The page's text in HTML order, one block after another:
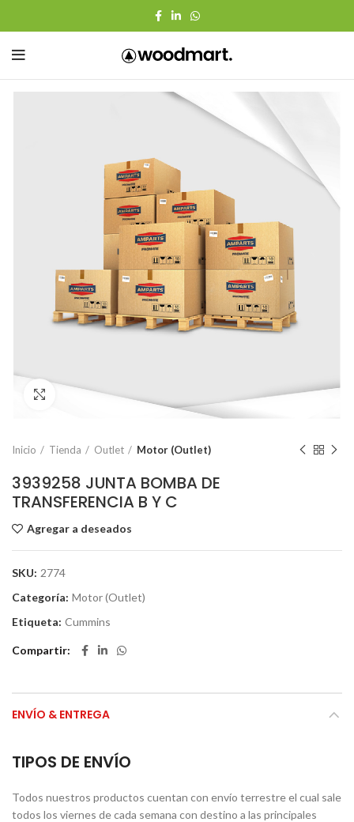
Click to enlarge
Inicio Tienda Outlet Motor (Outlet)
3939258 JUNTA BOMBA DE
TRANSFERENCIA B Y C
Agregar a deseados
SKU: 2774
Categoría: Motor (Outlet)
Etiqueta: Cummins
Compartir
ENVÍO & ENTREGA
TIPOS DE ENVÍO
Todos nuestros productos cuentan con envío terrestre el cual sale
todos los viernes de cada semana con destino a las principales